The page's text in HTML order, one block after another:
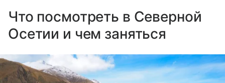
Что посмотреть в Северной
Осетии и чем заняться